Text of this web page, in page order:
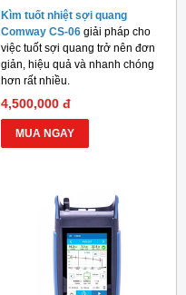
Kìm tuốt nhiệt sợi quang
Comway CS-06 giải pháp cho
việc tuốt sợi quang trở nên đơn
giản, hiệu quả và nhanh chóng
hơn rất nhiều.
4,500,000 đ
MUA NGAY